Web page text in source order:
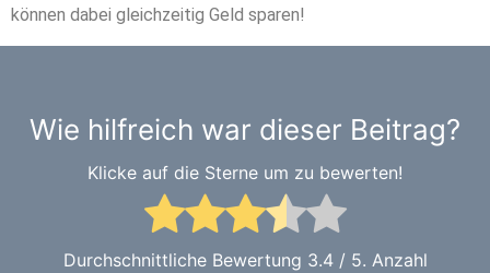
können dabei gleichzeitig Geld sparen!
Wie hilfreich war dieser Beitrag?
Klicke auf die Sterne um zu bewerten!
Durchschnittliche Bewertung 3.4/ 5. Anzahl